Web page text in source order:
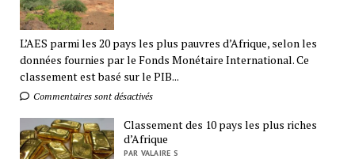
L’AES parmi les 20 pays les plus pauvres d’Afrique, selon les
données fournies par le Fonds Monétaire International. Ce
classement est basé sur le PIB...
Commentaires sont désactivés
Classement des 10 pays les plus riches
d’Afrique
PAR VALAIRE S